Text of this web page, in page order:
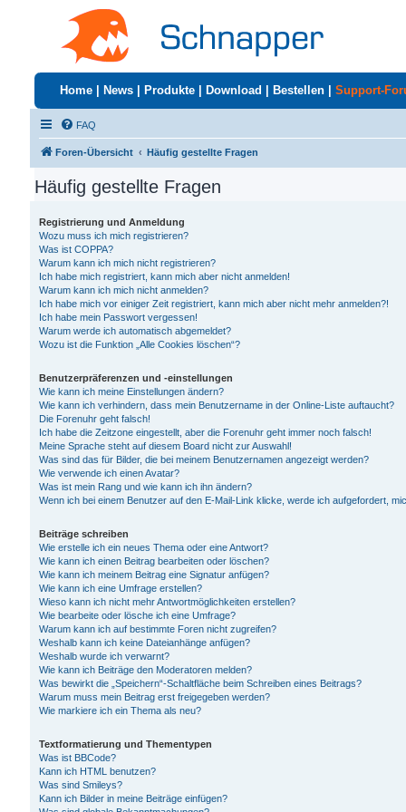
Home News Produkte Download Bestellen Support-
FAQ
Foren-Übersicht Häufig gestellte Fragen
Häufig gestellte Fragen
Registrierung und Anmeldung
Wozu muss ich mich registrieren?
Was ist COPPA?
Warum kann ich mich nicht registrieren?
Ich habe mich registriert, kann mich aber nicht anmelden!
Warum kann ich mich nicht anmelden?
Ich habe mich vor einiger Zeit registriert, kann mich aber nicht mehr anmelden?!
Ich habe mein Passwort vergessen!
Warum werde ich automatisch abgemeldet?
Wozu ist die Funktion „Alle Cookies löschen“?
Benutzerpräferenzen und -einstellungen
Wie kann ich meine Einstellungen ändern?
Wie kann ich verhindern, dass mein Benutzername in der Online-Liste auftaucht?
Die Forenuhr geht falsch!
Ich habe die Zeitzone eingestellt, aber die Forenuhr geht immer noch falsch!
Meine Sprache steht auf diesem Board nicht zur Auswahl!
Was sind das für Bilder, die bei meinem Benutzernamen angezeigt werden?
Wie verwende ich einen Avatar?
Was ist mein Rang und wie kann ich ihn ändern?
Wenn ich bei einem Benutzer auf den E-Mail-Link klicke, werde ich aufgefordert,
Beiträge schreiben
Wie erstelle ich ein neues Thema oder eine Antwort?
Wie kann ich einen Beitrag bearbeiten oder löschen?
Wie kann ich meinem Beitrag eine Signatur anfügen?
Wie kann ich eine Umfrage erstellen?
Wieso kann ich nicht mehr Antwortmöglichkeiten erstellen?
Wie bearbeite oder lösche ich eine Umfrage?
Warum kann ich auf bestimmte Foren nicht zugreifen?
Weshalb kann ich keine Dateianhänge anfügen?
Weshalb wurde ich verwarnt?
Wie kann ich Beiträge den Moderatoren melden?
Was bewirkt die „Speichern“-Schaltfläche beim Schreiben eines Beitrags?
Warum muss mein Beitrag erst freigegeben werden?
Wie markiere ich ein Thema als neu?
Textformatierung und Thementypen
Was ist BBCode?
Kann ich HTML benutzen?
Was sind Smileys?
Kann ich Bilder in meine Beiträge einfügen?